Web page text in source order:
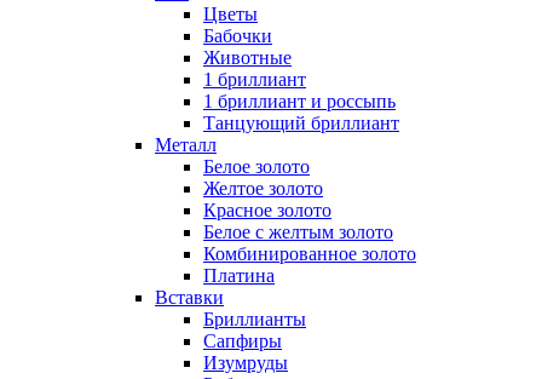
Цветы
Бабочки
Животные
1 бриллиант
1 бриллиант и россыпь
Танцующий бриллиант
Металл
Белое золото
Желтое золото
Красное золото
Белое с желтым золото
Комбинированное золото
Платина
Вставки
Бриллианты
Сапфиры
Изумруды